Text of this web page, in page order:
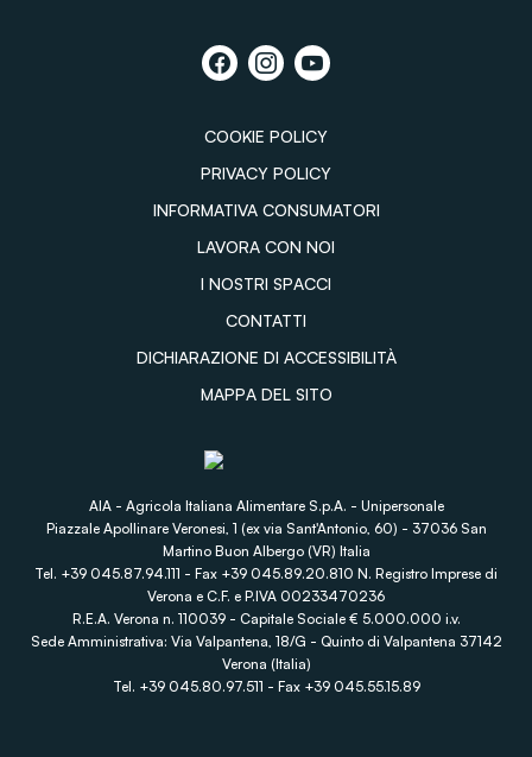
COOKIE POLICY
PRIVACY POLICY
INFORMATIVA CONSUMATORI
LAVORA CON NOI
I NOSTRI SPACCI
CONTATTI
DICHIARAZIONE DI ACCESSIBILITÀ
MAPPA DEL SITO
AIA - Agricola Italiana Alimentare S.p.A. - Unipersonale
Piazzale Apollinare Veronesi, 1 (ex via Sant'Antonio, 60) - 37036 San
Martino Buon Albergo (VR) Italia
Tel. +39 045.87.94.111 - Fax +39 045.89.20.810 N. Registro Imprese di
Verona e C.F. e P.IVA 00233470236
R.E.A. Verona n. 110039 - Capitale Sociale € 5.000.000 i.v.
Sede Amministrativa: Via Valpantena, 18/G - Quinto di Valpantena 37142
Verona (Italia)
Tel. +39 045.80.97.511 - Fax +39 045.55.15.89